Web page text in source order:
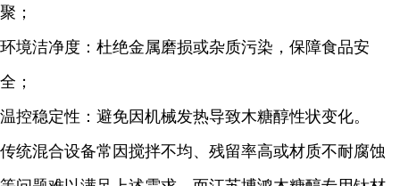
聚；
环境洁净度：杜绝金属磨损或杂质污染，保障食品安
全；
温控稳定性：避免因机械发热导致木糖醇性状变化。
传统混合设备常因搅拌不均、残留率高或材质不耐腐蚀